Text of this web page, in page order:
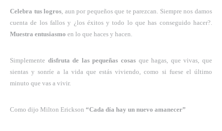
Celebra tus logros , aun por pequeños que te parezcan. Siempre nos damos
cuenta de los fallos y ¿los éxitos y todo lo que has conseguido hacer?.
Muestra entusiasmo en lo que haces y hacen.
Simplemente disfruta de las pequeñas cosas que hagas, que vivas, que
sientas y sonríe a la vida que estás viviendo, como si fuese el último
minuto que vas a vivir.
Como dijo Milton Erickson “Cada día hay un nuevo amanecer”